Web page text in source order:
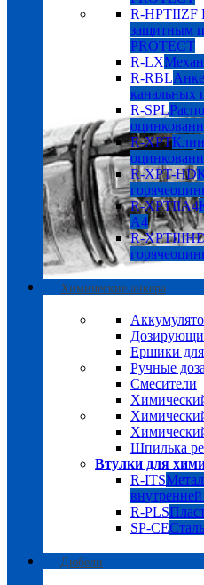
R-HPTIIZF
защитным
PROTECT
R-LX
R-RBL
канальных
R-SPL
R-XPT
R-XPT-HD
R-XPTIIA4
А4
R-
Химические анкера
Ершики для
Ручные
Смесители
Шпилька
Втулки для
R-ITS
внутренней
R-PLS
SP-CE
Дюбели